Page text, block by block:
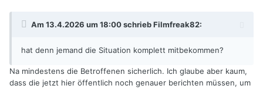
Am 13.4.2026 um 18:00 schriebFilmfreak82:
hat denn jemand die Situation komplett mitbekommen?
Na mindestens die Betroffenen sicherlich. Ich glaube aber kaum,
dass die jetzt hier öffentlich noch genauer berichten müssen, um